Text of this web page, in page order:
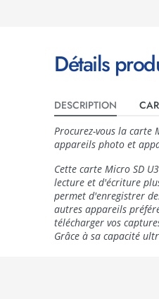
Détails
DESCRIPTION
Procurez-vous la carte
appareils photo et
Cette carte Micro SD
lecture et d'écriture
permet d'enregistrer
autres appareils
télécharger vos
Grâce à sa capacité